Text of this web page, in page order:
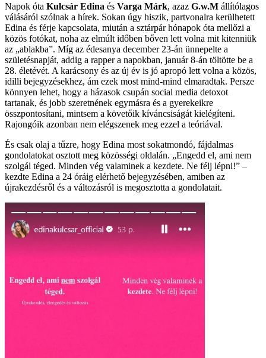
Napok óta Kulcsár Edina és Varga Márk, azaz G.w.M állítólagos
válásáról szólnak a hírek. Sokan úgy hiszik, partvonalra kerülhetett
Edina és férje kapcsolata, miután a sztárpár hónapok óta mellőzi a
közös fotókat, noha az elmúlt időben bőven lett volna mit kitenniük
az „ablakba”. Míg az édesanya december 23-án ünnepelte a
születésnapját, addig a rapper a napokban, január 8-án töltötte be a
28. életévét. A karácsony és az új év is jó apropó lett volna a közös,
idilli bejegyzésekhez, ám ezek most mind-mind elmaradtak. Persze
könnyen lehet, hogy a házasok csupán social media detoxot
tartanak, és jobb szeretnének egymásra és a gyerekeikre
összpontosítani, mintsem a követőik kíváncsiságát kielégíteni.
Rajongóik azonban nem elégszenek meg ezzel a teóriával.
És csak olaj a tűzre, hogy Edina most sokatmondó, fájdalmas
gondolatokat osztott meg közösségi oldalán. „Engedd el, ami nem
szolgál téged. Minden vég valaminek a kezdete. Ne félj lépni!” –
kezdte Edina a 24 óráig elérhető bejegyzésében, amiben az
újrakezdésről és a változásról is megosztotta a gondolatait.